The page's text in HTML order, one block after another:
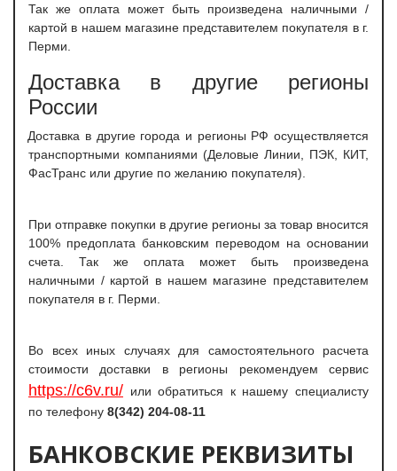
Так же оплата может быть произведена наличными /
картой в нашем магазине представителем покупателя в г.
Перми.
Доставка в другие регионы
России
Доставка в другие города и регионы РФ осуществляется
транспортными компаниями (Деловые Линии, ПЭК, КИТ,
ФасТранс или другие по желанию покупателя).
При отправке покупки в другие регионы за товар вносится
100% предоплата банковским переводом на основании
счета. Так же оплата может быть произведена
наличными / картой в нашем магазине представителем
покупателя в г. Перми.
Во всех иных случаях для самостоятельного расчета
стоимости доставки в регионы рекомендуем сервис
https://c6v.ru/ или обратиться к нашему специалисту
по телефону 8(342) 204-08-11
БАНКОВСКИЕ РЕКВИЗИТЫ